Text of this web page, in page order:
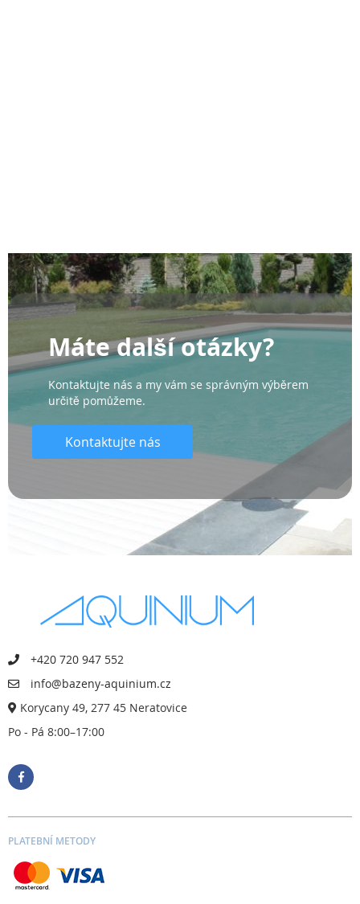
Máte další otázky?
Kontaktujte nás a my vám se správným výběrem
určitě pomůžeme.
Kontaktujte nás
+420 720 947 552
info@bazeny-aquinium.cz
Korycany 49, 277 45 Neratovice
Po - Pá 8:00–17:00
PLATEBNÍ METODY